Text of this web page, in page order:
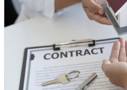
contratos
de
frecuentes